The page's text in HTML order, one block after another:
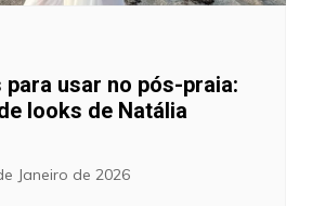
para usar no pós-praia:
looks de Natália
Janeiro de 2026